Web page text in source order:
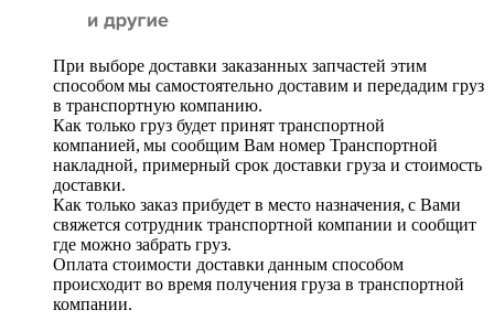
При выборе доставки заказанных запчастей этим
способом мы самостоятельно доставим и передадим груз
в транспортную компанию.
Как только груз будет принят транспортной
компанией, мы сообщим Вам номер Транспортной
накладной, примерный срок доставки груза и стоимость
доставки.
Как только заказ прибудет в место назначения, с Вами
свяжется сотрудник транспортной компании и сообщит
где можно забрать груз.
Оплата стоимости доставки данным способом
происходит во время получения груза в транспортной
компании.